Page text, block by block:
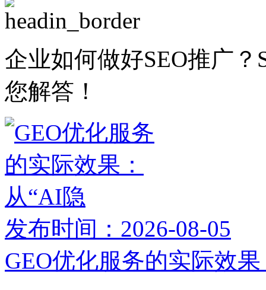
企业如何做好SEO推广
您解答！
发布时间：2026-08-05
GEO优化服务的实际效